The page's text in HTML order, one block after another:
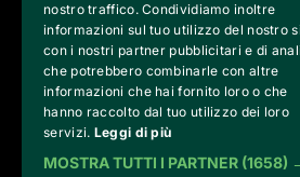
FVG SERVICES SRL ON
FONDAZIONE VALENTINO GARAVANI E
is the operational entity that implements
Fondazione, developing strategies for
nostro traffico. Condividiamo inoltre
informazioni sul tuo utilizzo del nostro
con i nostri partner pubblicitari e di
che potrebbero combinarle con altre
informazioni che hai fornito loro o che
hanno raccolto dal tuo utilizzo dei loro
servizi. Leggi di più
MOSTRA TUTTI I PARTNER (1658)